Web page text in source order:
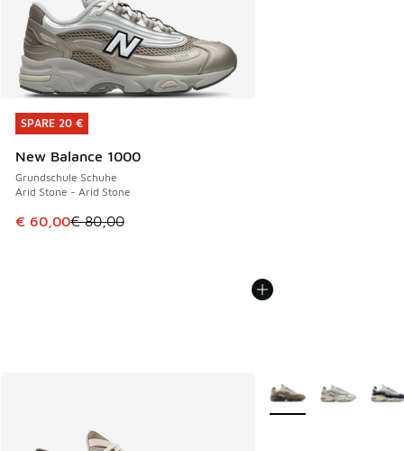
SPARE 20 €
New Balance 1000
Grundschule Schuhe
Arid Stone - Arid Stone
Dieser Artikel ist im Sale. Der Preis ist von € 80,00 auf €
€ 60,00€ 80,00
SPARE 20 €
Weitere Farben